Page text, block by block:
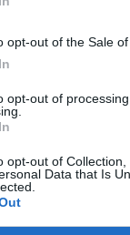
opt-out of the Sale
opt-out of
opt-out of
Data that Is
στις οποίες
Μετά από
Κύθνο, από